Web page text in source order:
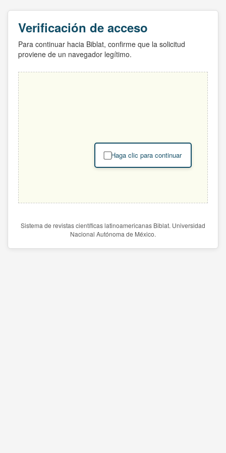
Verificación de acceso
Para continuar hacia Biblat, confirme que la solicitud
proviene de un navegador legítimo.
Haga clic para continuar
Sistema de revistas científicas latinoamericanas Biblat. Universidad
Nacional Autónoma de México.